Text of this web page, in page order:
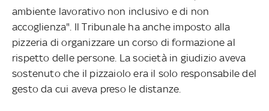
ambiente lavorativo non inclusivo e di non
accoglienza". Il Tribunale ha anche imposto alla
pizzeria di organizzare un corso di formazione al
rispetto delle persone. La società in giudizio aveva
sostenuto che il pizzaiolo era il solo responsabile del
gesto da cui aveva preso le distanze.